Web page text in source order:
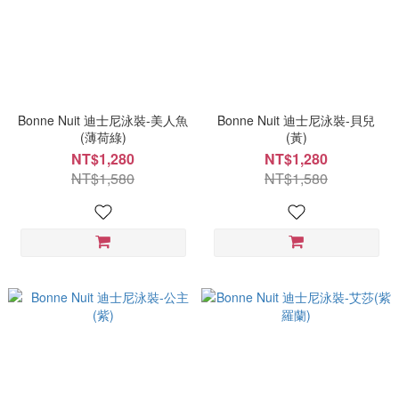
Bonne Nuit 迪士尼泳裝-美人魚
(薄荷綠)
NT$1,280
NT$1,580
Bonne Nuit 迪士尼泳裝-貝兒
(黃)
NT$1,280
NT$1,580